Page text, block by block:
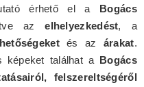
érhető el a Bogács
azelhelyezkedést, a
és az árakat.
képeket találhat a Bogács
felszereltségéről